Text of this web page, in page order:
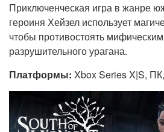
Приключенческая игра в жанре
героиня Хейзел использует
чтобы противостоять
разрушительного урагана.
Платформы: Xbox Series X|S,